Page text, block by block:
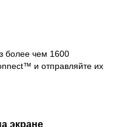
более чем 1600
и отправляйте их
экране